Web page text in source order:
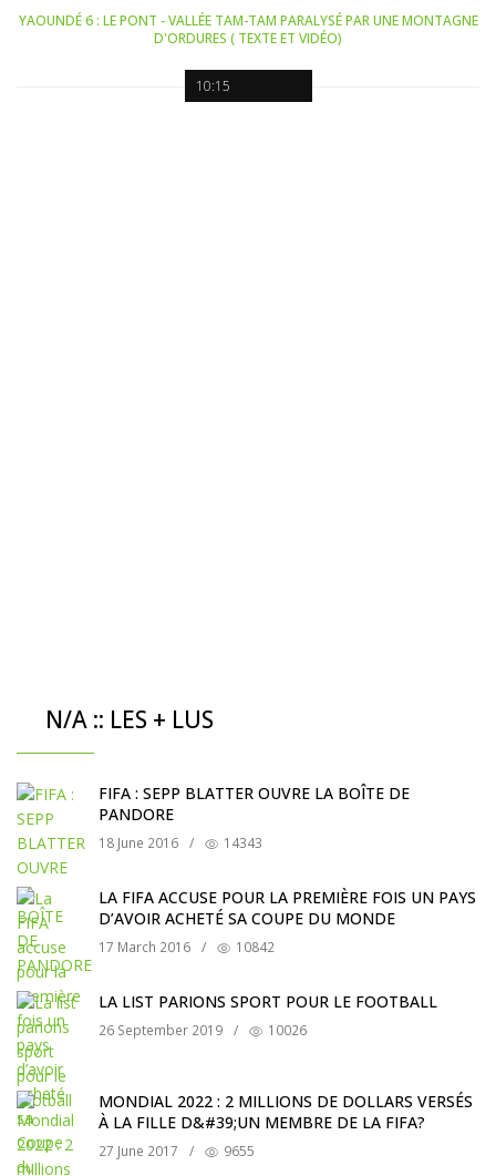
10:15
YAOUNDÉ 6 : LE PONT - VALLÉE TAM-TAM PARALYSÉ PAR UNE MONTAGNE
D'ORDURES ( TEXTE ET VIDÉO)
N/A :: LES + LUS
FIFA : SEPP BLATTER OUVRE LA BOÎTE DE
PANDORE
18 June 2016 / 14343
LA FIFA ACCUSE POUR LA PREMIÈRE FOIS UN PAYS
D’AVOIR ACHETÉ SA COUPE DU MONDE
17 March 2016 / 10842
LA LIST PARIONS SPORT POUR LE FOOTBALL
26 September 2019 / 10026
MONDIAL 2022 : 2 MILLIONS DE DOLLARS VERSÉS
À LA FILLE D&#39;UN MEMBRE DE LA FIFA?
27 June 2017 / 9655